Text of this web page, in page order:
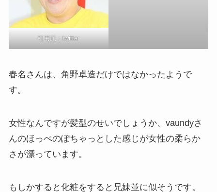
引用元：twitter
春名さんは、角野卓造だけではなかったようで
す。
女性なんですが髪型のせいでしょうか、vaundyさ
んのほっぺのぽちゃっとした感じが女性の柔らか
さが漂っています。
もしかすると化粧をすると兄妹並に似そうです。